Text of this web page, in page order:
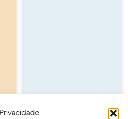
Privacidade